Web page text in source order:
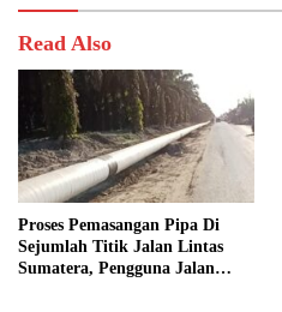
Read Also
Proses Pemasangan Pipa Di
Sejumlah Titik Jalan Lintas
Sumatera, Pengguna Jalan